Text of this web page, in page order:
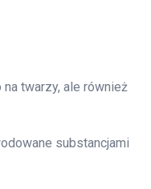
twarzy, ale również
substancjami